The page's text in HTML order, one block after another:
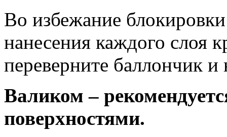
Во избежание
нанесения каждого слоя
переверните баллончик
Валиком –
поверхностями.